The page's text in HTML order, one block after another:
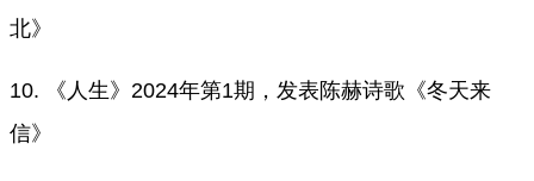
北》
10. 《人生》2024年第1期，发表陈赫诗歌《冬天来
信》